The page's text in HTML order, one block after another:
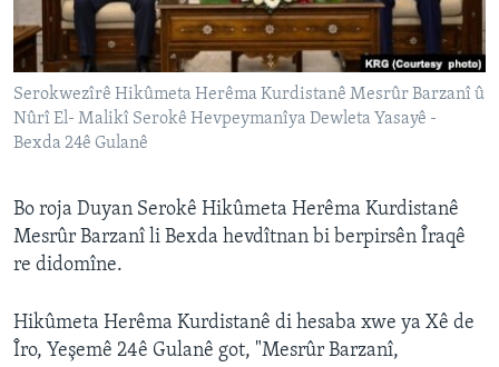
ÇAND Û HUNER
SERNIVÎS
SORANÎ
FOLLOW US
Zimanên Din
Serokwezîrê Hikûmeta Herêma Kurdistanê Mesrûr Barzanî û
Nûrî El- Malikî Serokê Hevpeymanîya Dewleta Yasayê -
Bexda 24ê Gulanê
Bo roja Duyan Serokê Hikûmeta Herêma Kurdistanê
Mesrûr Barzanî li Bexda hevdîtnan bi berpirsên Îraqê
re didomîne.
Hikûmeta Herêma Kurdistanê di hesaba xwe ya Xê de
Îro, Yeşemê 24ê Gulanê got, "Mesrûr Barzanî,